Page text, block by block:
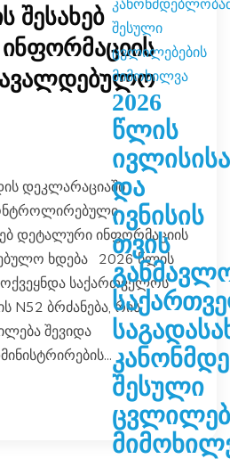
2026
წლის
ივლისისა
და
ივნისის
თვის
შესული
შესახებ
დეტალური ინფორმაციის
ხდება 2026 წლის
საქართველოს
N52 ბრძანება, რის
შევიდა